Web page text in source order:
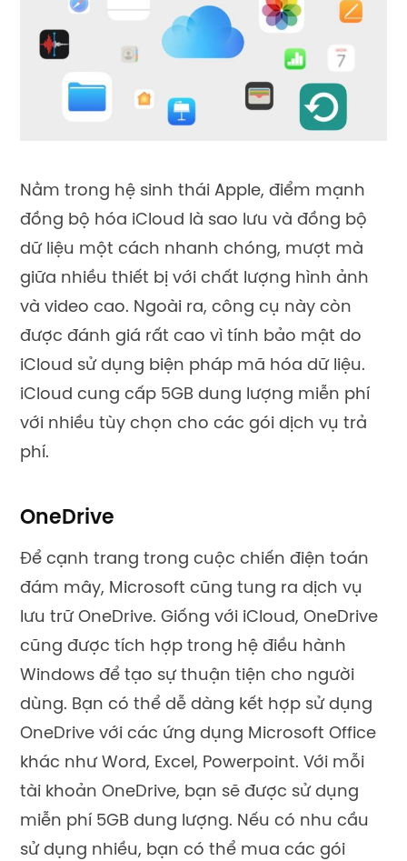
Nằm trong hệ sinh thái Apple, điểm mạnh
đồng bộ hóa iCloud là sao lưu và đồng bộ
dữ liệu một cách nhanh chóng, mượt mà
giữa nhiều thiết bị với chất lượng hình ảnh
và video cao. Ngoài ra, công cụ này còn
được đánh giá rất cao vì tính bảo mật do
iCloud sử dụng biện pháp mã hóa dữ liệu.
iCloud cung cấp 5GB dung lượng miễn phí
với nhiều tùy chọn cho các gói dịch vụ trả
phí.
OneDrive
Để cạnh trang trong cuộc chiến điện toán
đám mây, Microsoft cũng tung ra dịch vụ
lưu trữ OneDrive. Giống với iCloud, OneDrive
cũng được tích hợp trong hệ điều hành
Windows để tạo sự thuận tiện cho người
dùng. Bạn có thể dễ dàng kết hợp sử dụng
OneDrive với các ứng dụng Microsoft Office
khác như Word, Excel, Powerpoint. Với mỗi
tài khoản OneDrive, bạn sẽ được sử dụng
miễn phí 5GB dung lượng. Nếu có nhu cầu
sử dụng nhiều, bạn có thể mua các gói